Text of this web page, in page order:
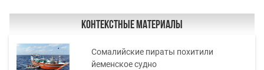
Контекстные материалы
Сомалийские пираты похитили
йеменское судно